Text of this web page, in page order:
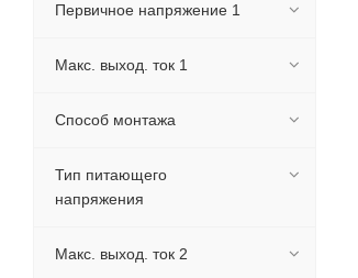
Первичное напряжение 1
Макс. выход. ток 1
Способ монтажа
Тип питающего
напряжения
Макс. выход. ток 2